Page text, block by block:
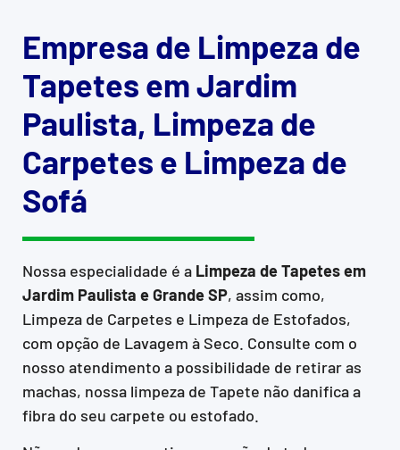
Empresa de Limpeza de
Tapetes em Jardim
Paulista, Limpeza de
Carpetes e Limpeza de
Sofá
Nossa especialidade é a Limpeza de Tapetes em
Jardim Paulista e Grande SP, assim como,
Limpeza de Carpetes e Limpeza de Estofados,
com opção de Lavagem à Seco. Consulte com o
nosso atendimento a possibilidade de retirar as
machas, nossa limpeza de Tapete não danifica a
fibra do seu carpete ou estofado.